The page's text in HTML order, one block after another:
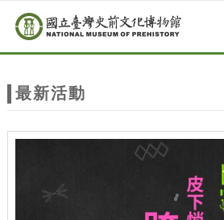
站
主
跳到主要內容
網站導覽
最新活動